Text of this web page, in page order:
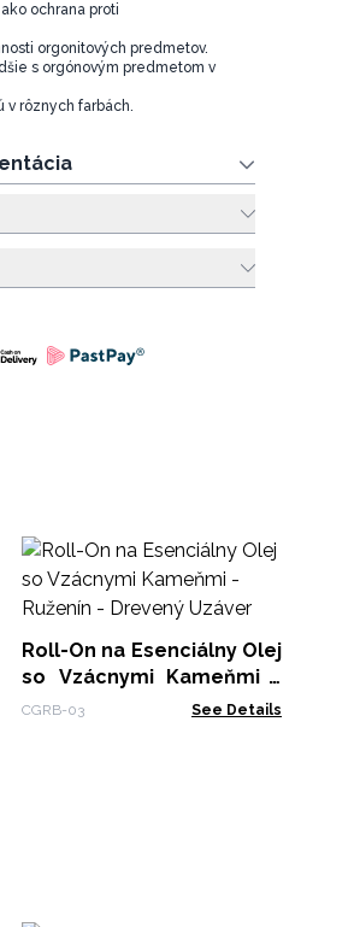
ochrana proti
orgonitových predmetov.
s orgónovým predmetom v
v rôznych farbách.
Roll-On na Esenciálny Olej
so Vzácnymi Kameňmi -
Ruženín - Drevený Uzáver
CGRB-03 See Details